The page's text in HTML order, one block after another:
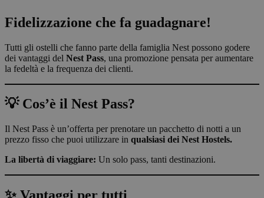
Fidelizzazione che fa guadagnare!
Tutti gli ostelli che fanno parte della famiglia Nest possono godere
dei vantaggi del Nest Pass, una promozione pensata per aumentare
la fedeltà e la frequenza dei clienti.
💡 Cos’è il Nest Pass?
Il Nest Pass è un’offerta per prenotare un pacchetto di notti a un
prezzo fisso che puoi utilizzare in qualsiasi dei Nest Hostels.
La libertà di viaggiare: Un solo pass, tanti destinazioni.